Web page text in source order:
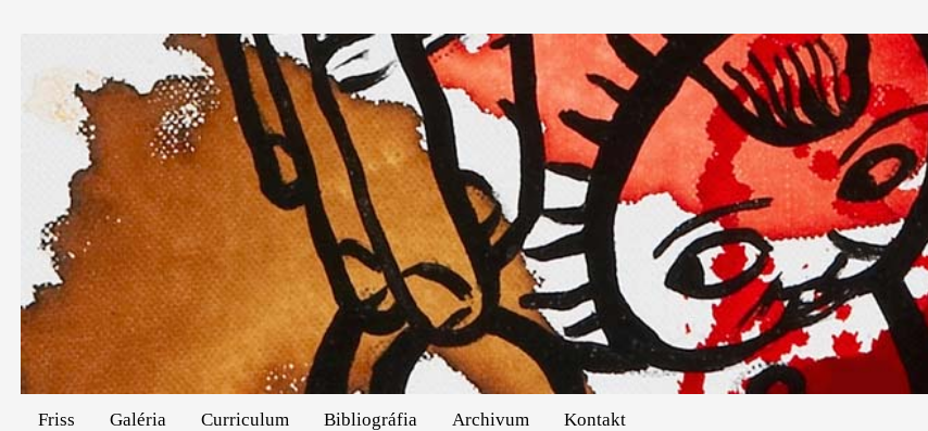
Friss Galéria Curriculum Bibliográfia Archivum Kontakt